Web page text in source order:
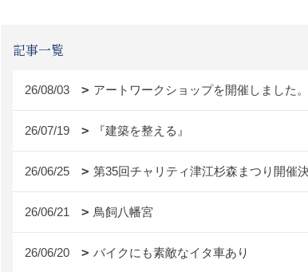
記事一覧
26/08/03 アートワークショップを開催しました。
26/07/19 『建築を整える』
26/06/25 第35回チャリティ津江杉森まつり開催
26/06/21 鳥飼八幡宮
26/06/20 バイクにも素敵なイタ車あり